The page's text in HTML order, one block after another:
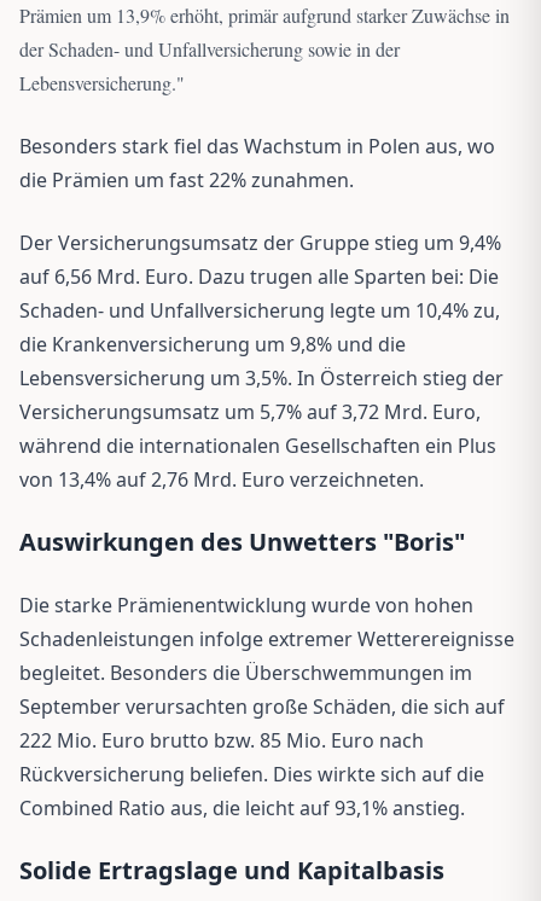
Prämien um 13,9% erhöht, primär aufgrund starker Zuwächse in
der Schaden- und Unfallversicherung sowie in der
Lebensversicherung."
Besonders stark fiel das Wachstum in Polen aus, wo
die Prämien um fast 22% zunahmen.
Der Versicherungsumsatz der Gruppe stieg um 9,4%
auf 6,56 Mrd. Euro. Dazu trugen alle Sparten bei: Die
Schaden- und Unfallversicherung legte um 10,4% zu,
die Krankenversicherung um 9,8% und die
Lebensversicherung um 3,5%. In Österreich stieg der
Versicherungsumsatz um 5,7% auf 3,72 Mrd. Euro,
während die internationalen Gesellschaften ein Plus
von 13,4% auf 2,76 Mrd. Euro verzeichneten.
Auswirkungen des Unwetters "Boris"
Die starke Prämienentwicklung wurde von hohen
Schadenleistungen infolge extremer Wetterereignisse
begleitet. Besonders die Überschwemmungen im
September verursachten große Schäden, die sich auf
222 Mio. Euro brutto bzw. 85 Mio. Euro nach
Rückversicherung beliefen. Dies wirkte sich auf die
Combined Ratio aus, die leicht auf 93,1% anstieg.
Solide Ertragslage und Kapitalbasis